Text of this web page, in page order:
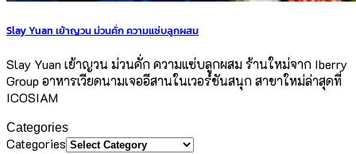
Slay Yuan เย้าญวน ม่วนคั่ก ความแซ่บลูกผสม
Slay Yuan เย้าญวน ม่วนคั่ก ความแซ่บลูกผสม ร้านใหม่จาก Iberry
Group อาหารเวียดนามเจออีสานในเวอร์ชันสนุก สาขาใหม่ล่าสุดที่
ICOSIAM
Categories
Categories